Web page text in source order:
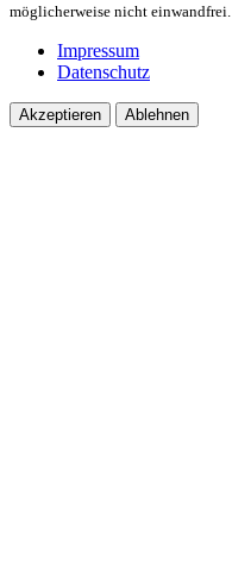
möglicherweise nicht einwandfrei.
Impressum
Datenschutz
Akzeptieren Ablehnen